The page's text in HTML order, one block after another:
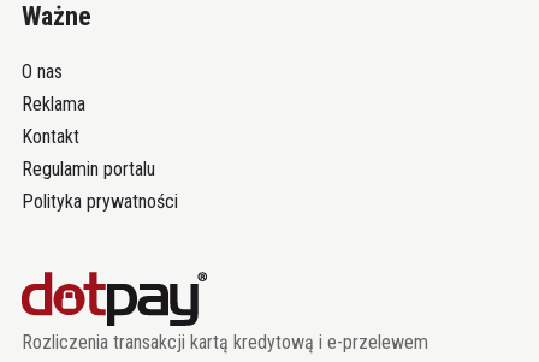
Ważne
O nas
Reklama
Kontakt
Regulamin portalu
Polityka prywatności
Rozliczenia transakcji kartą kredytową i e-przelewem